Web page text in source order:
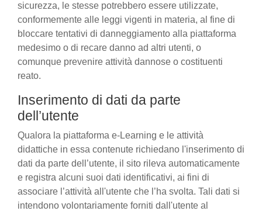
sicurezza, le stesse potrebbero essere utilizzate,
conformemente alle leggi vigenti in materia, al fine di
bloccare tentativi di danneggiamento alla piattaforma
medesimo o di recare danno ad altri utenti, o
comunque prevenire attività dannose o costituenti
reato.
Inserimento di dati da parte
dell’utente
Qualora la piattaforma e-Learning e le attività
didattiche in essa contenute richiedano l'inserimento di
dati da parte dell’utente, il sito rileva automaticamente
e registra alcuni suoi dati identificativi, ai fini di
associare l’attività all'utente che l’ha svolta. Tali dati si
intendono volontariamente forniti dall'utente al